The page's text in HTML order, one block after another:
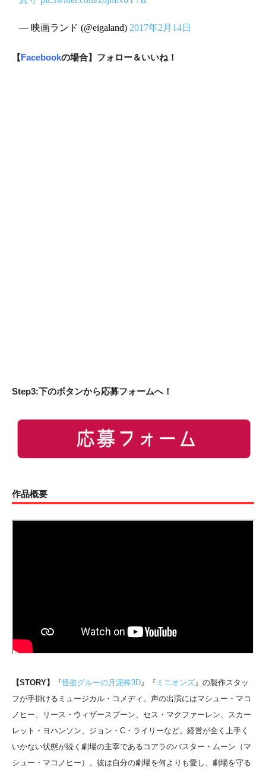
— 映画ランド (@eigaland) 2017年2月14日
【Facebookの場合】フォロー＆いいね！
Step3:下のボタンから応募フォームへ！
作品概要
【STORY】 『怪盗グルーの月泥棒3D 』『 ミニオンズ 』の製作スタッ
フが手掛けるミュージカル・コメディ。声の出演にはマシュー・マコ
ノヒー、リース・ウィザースプーン、セス・マクファーレン、スカー
レット・ヨハンソン、ジョン・C・ライリーなど。経営が全く上手く
いかない状態が続く劇場の主宰であるコアラのバスター・ムーン（マ
シュー・マコノヒー）。彼は自分の劇場を何よりも愛し、劇場を守る